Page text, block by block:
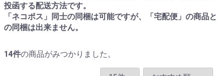
投函する配送方法です。
「ネコポス」同士の同梱は可能ですが、「宅配便」の商品と
の同梱は出来ません。
14件の商品がみつかりました。